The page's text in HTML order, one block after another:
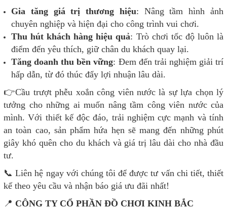
Gia tăng giá trị thương hiệu: Nâng tầm hình ảnh
chuyên nghiệp và hiện đại cho công trình vui chơi.
Thu hút khách hàng hiệu quả: Trò chơi tốc độ luôn là
điểm đến yêu thích, giữ chân du khách quay lại.
Tăng doanh thu bền vững: Đem đến trải nghiệm giải trí
hấp dẫn, từ đó thúc đẩy lợi nhuận lâu dài.
👉Cầu trượt phễu xoắn công viên nước là sự lựa chọn lý
tưởng cho những ai muốn nâng tầm công viên nước của
mình. Với thiết kế độc đáo, trải nghiệm cực mạnh và tính
an toàn cao, sản phẩm hứa hẹn sẽ mang đến những phút
giây khó quên cho du khách và giá trị lâu dài cho nhà đầu
tư.
📞 Liên hệ ngay với chúng tôi để được tư vấn chi tiết, thiết
kế theo yêu cầu và nhận báo giá ưu đãi nhất!
📍 CÔNG TY CỔ PHẦN ĐỒ CHƠI KINH BẮC